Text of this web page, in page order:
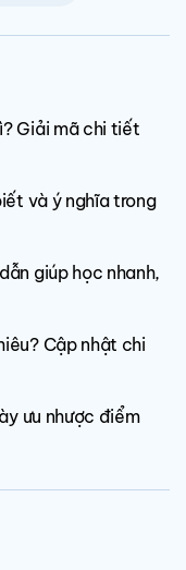
Giải mã chi tiết
và ý nghĩa trong
giúp học nhanh,
Cập nhật chi
ưu nhược điểm